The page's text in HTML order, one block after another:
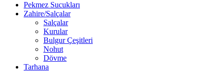
Pekmez Sucukları
Zahire/Salçalar
Salçalar
Kurular
Bulgur Çeşitleri
Nohut
Dövme
Tarhana